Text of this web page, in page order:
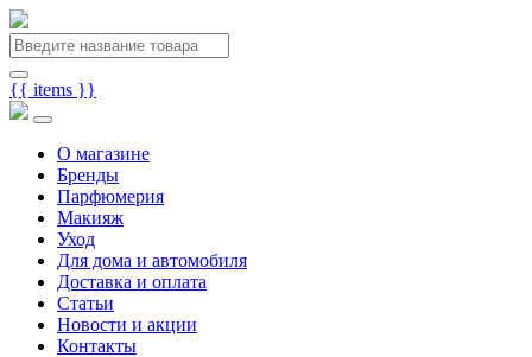
{{ items }}
О магазине
Бренды
Парфюмерия
Макияж
Уход
Для дома и автомобиля
Доставка и оплата
Статьи
Новости и акции
Контакты